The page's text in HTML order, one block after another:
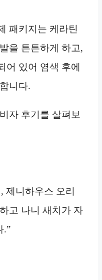
패키지는 케라틴
을 튼튼하게 하고,
어 있어 염색 후에
니다.
자 후기를 살펴보
제니하우스 오리
고 나니 새치가 자
.”